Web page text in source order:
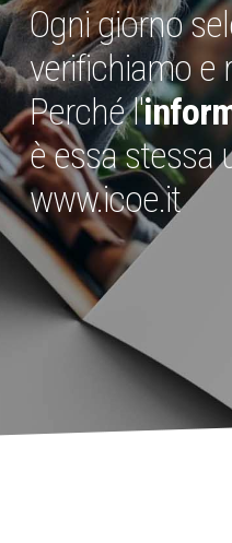
Ogni giorno
verifichiamo e
Perché l'
è essa stessa
www.icoe.it